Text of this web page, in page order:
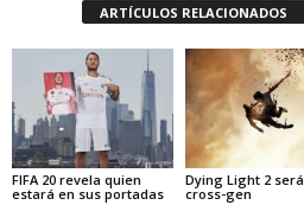
ARTÍCULOS RELACIONADOS
FIFA 20 revela quien
estará en sus portadas
Dying Light 2 será
cross-gen